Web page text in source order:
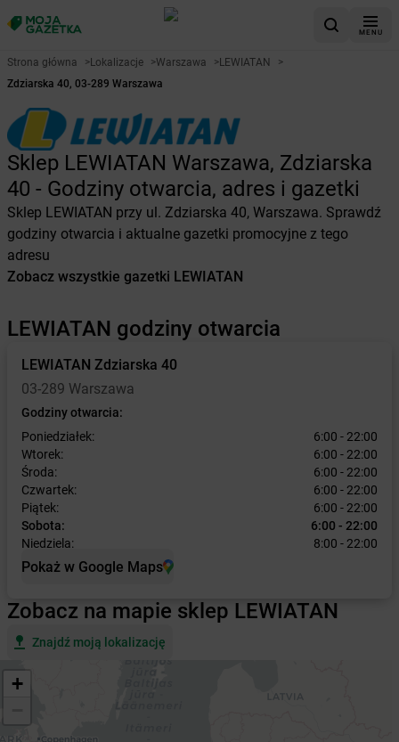
MENU
Strona główna >Lokalizacje >Warszawa >LEWIATAN
>
Zdziarska 40, 03-289 Warszawa
Sklep LEWIATAN Warszawa, Zdziarska
40 - Godziny otwarcia, adres i gazetki
Sklep LEWIATAN przy ul. Zdziarska 40, Warszawa. Sprawdź
godziny otwarcia i aktualne gazetki promocyjne z tego
adresu
Zobacz wszystkie gazetki LEWIATAN
LEWIATAN godziny otwarcia
LEWIATAN Zdziarska 40
03-289 Warszawa
Godziny otwarcia:
Poniedziałek:
6:00 - 22:00
Wtorek:
6:00 - 22:00
Środa:
6:00 - 22:00
Czwartek:
6:00 - 22:00
Piątek:
6:00 - 22:00
Sobota:
6:00 - 22:00
Niedziela:
8:00 - 22:00
Pokaż w Google Maps
Zobacz na mapie sklep LEWIATAN
Znajdź moją lokalizację
+